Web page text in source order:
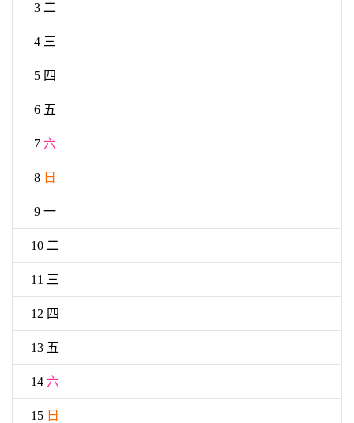
3 二
4 三
5 四
6 五
7 六
8 日
9 一
10 二
11 三
12 四
13 五
14 六
15 日